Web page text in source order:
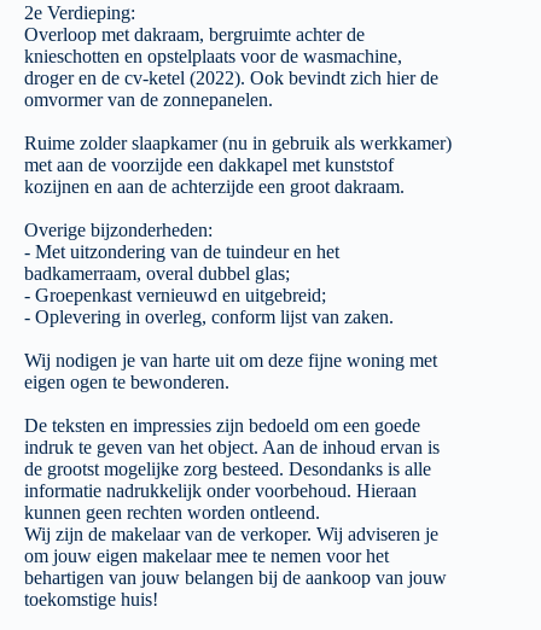
2e Verdieping:
Overloop met dakraam, bergruimte achter de
knieschotten en opstelplaats voor de wasmachine,
droger en de cv-ketel (2022). Ook bevindt zich hier de
omvormer van de zonnepanelen.
Ruime zolder slaapkamer (nu in gebruik als werkkamer)
met aan de voorzijde een dakkapel met kunststof
kozijnen en aan de achterzijde een groot dakraam.
Overige bijzonderheden:
- Met uitzondering van de tuindeur en het
badkamerraam, overal dubbel glas;
- Groepenkast vernieuwd en uitgebreid;
- Oplevering in overleg, conform lijst van zaken.
Wij nodigen je van harte uit om deze fijne woning met
eigen ogen te bewonderen.
De teksten en impressies zijn bedoeld om een goede
indruk te geven van het object. Aan de inhoud ervan is
de grootst mogelijke zorg besteed. Desondanks is alle
informatie nadrukkelijk onder voorbehoud. Hieraan
kunnen geen rechten worden ontleend.
Wij zijn de makelaar van de verkoper. Wij adviseren je
om jouw eigen makelaar mee te nemen voor het
behartigen van jouw belangen bij de aankoop van jouw
toekomstige huis!